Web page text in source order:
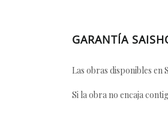
GARANTÍA
Las obras disponibles en
Si la obra no encaja